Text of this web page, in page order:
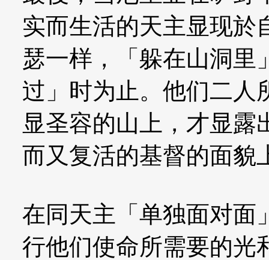
实而生活的天主显现於
瑟一样，「躲在山洞里
过」时为止。他们二人
显圣容的山上，才显露
而又复活的基督的面貌
在同天主「单独面对面
行他们使命所需要的光